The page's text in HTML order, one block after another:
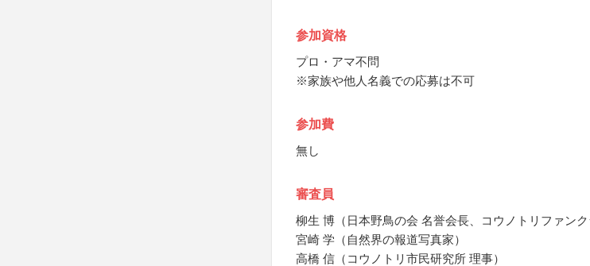
参加資格
プロ・アマ不問
※家族や他人名義での応募は不可
参加費
無し
審査員
柳生 博（日本野鳥の会 名誉会長、コウノトリファンク
宮崎 学（自然界の報道写真家）
高橋 信（コウノトリ市民研究所 理事）